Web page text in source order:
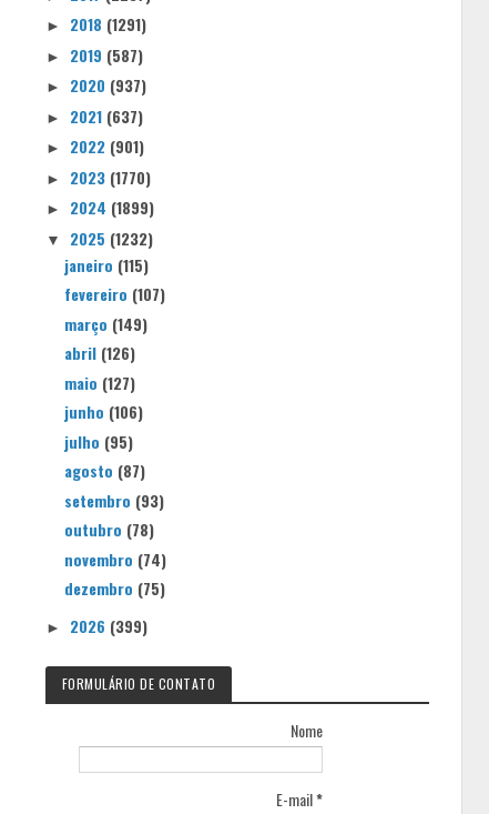
► 2018 (1291)
► 2019 (587)
► 2020 (937)
► 2021 (637)
► 2022 (901)
► 2023 (1770)
► 2024 (1899)
▼ 2025 (1232)
janeiro (115)
fevereiro (107)
março (149)
abril (126)
maio (127)
junho (106)
julho (95)
agosto (87)
setembro (93)
outubro (78)
novembro (74)
dezembro (75)
► 2026 (399)
FORMULÁRIO DE CONTATO
Nome
E-mail*